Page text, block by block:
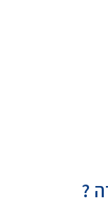
?